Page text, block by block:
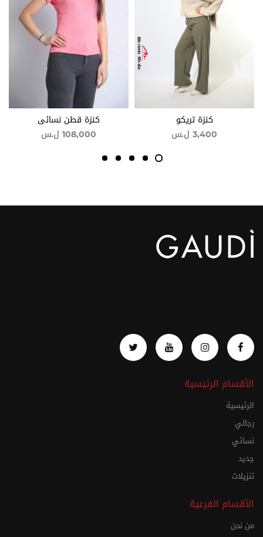
كنزة تريكو
3,400 ل.س
كنزة قطن نسائي
108,000 ل.س
الأقسام الرئيسية
الرئيسية
رجالي
نسائي
جديد
تنزيلات
الأقسام الفرعية
من نحن